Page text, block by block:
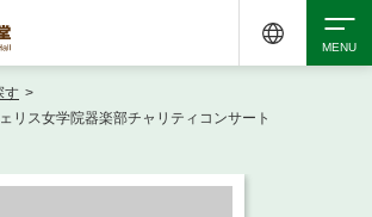
す >
リス女学院器楽部チャリティコンサート